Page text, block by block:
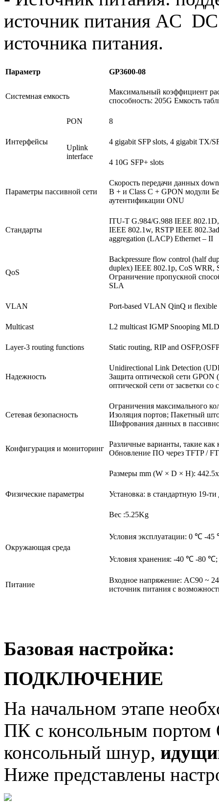
источник питания AC
источника питания.
Параметр GP3600-08
Системная емкость
Максимальный коэффициент
способность: 205G Емкость
Интерфейсы
PON 8
Uplink
interface
4 gigabit SFP slots, 4 gigabit TX/
4 10G SFP+ slots
Параметры пассивной сети
Скорость передачи данных
B + и Class C + GPON модули
аутентификации ONU
Стандарты
ITU-T G.984/G.988 IEEE
IEEE 802.1w, RSTP IEEE
aggregation (LACP) Ethernet – II
QoS
Backpressure flow control (half
duplex) IEEE 802.1p, CoS WRR,
Ограничение пропускной
SLA
VLAN Port-based VLAN QinQ и flexible
Multicast L2 multicast IGMP Snooping
Layer-3 routing functions Static routing, RIP and
Надежность
Unidirectional Link Detection
Защита оптической сети GPON
оптической сети от засветки
Сетевая безопасность
Ограничения максимального
Изоляция портов; Пакетный
Шифрования данных в
Конфигурация и мониторинг
Различные варианты, такие
Обновление ПО через TFTP /
Физические параметры
Размеры mm (W × D × H):
Установка: в стандартную 19-
Вес :5.25Kg
Окружающая среда
Условия эксплуатации: 0 ℃ -45
Условия хранения: -40 ℃ -80 ℃;
Питание
Входное напряжение: AC90 ~
источник питания с
Базовая настройка:
ПОДКЛЮЧЕНИЕ
На начальном этапе
ПК с консольным портом
консольный шнур,
Ниже представлены